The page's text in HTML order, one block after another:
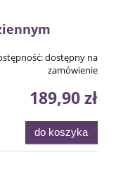
dostępny na
zamówienie
189,90 zł
do koszyka